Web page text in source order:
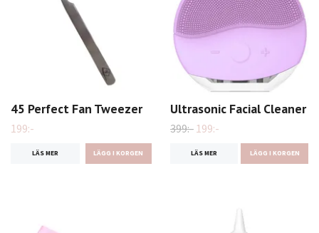
45 Perfect Fan Tweezer
199:-
LÄS MER
Ultrasonic Facial Cleaner
399:- 199:-
LÄS MER LÄGG I KORGEN